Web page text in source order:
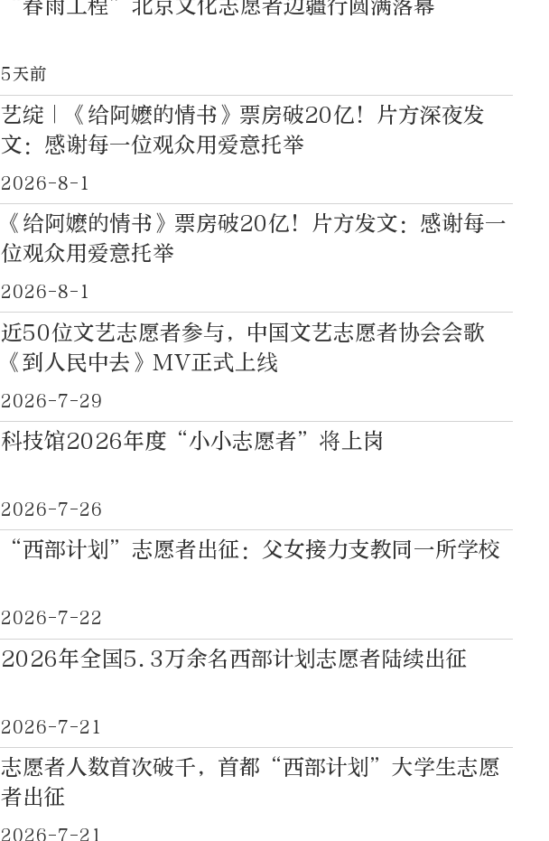
“春雨工程”北京文化志愿者边疆行圆满落幕
5天前
艺绽｜《给阿嬷的情书》票房破20亿！片方深夜发
文：感谢每一位观众用爱意托举
2026-8-1
《给阿嬷的情书》票房破20亿！片方发文：感谢每一
位观众用爱意托举
2026-8-1
近50位文艺志愿者参与，中国文艺志愿者协会会歌
《到人民中去》MV正式上线
2026-7-29
科技馆2026年度“小小志愿者”将上岗
2026-7-26
“西部计划”志愿者出征：父女接力支教同一所学校
2026-7-22
2026年全国5.3万余名西部计划志愿者陆续出征
2026-7-21
志愿者人数首次破千，首都“西部计划”大学生志愿
者出征
2026-7-21